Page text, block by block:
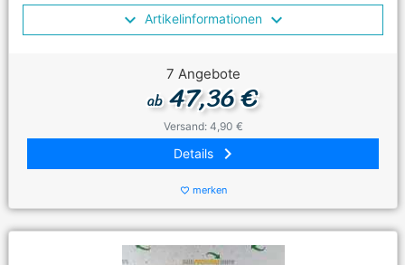
Artikelinformationen
7 Angebote
ab47,36 €
Versand: 4,90 €
Details keyboard_arrow_right
favorite_border merken